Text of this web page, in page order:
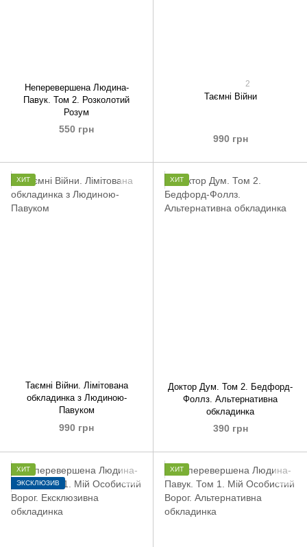
Неперевершена Людина-
Павук. Том 2. Розколотий
Розум
550 грн
2
Таємні Війни
990 грн
ХИТ
Таємні Війни. Лімітована
обкладинка з Людиною-
Павуком
990 грн
ХИТ
Доктор Дум. Том 2. Бедфорд-
Фоллз. Альтернативна
обкладинка
390 грн
ХИТ
ЭКСКЛЮЗИВ
ХИТ